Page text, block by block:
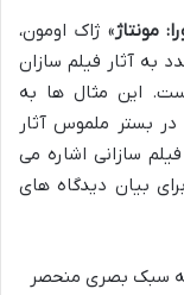
مونتاژ» ژاک اومون،
به آثار فیلم سازان
این مثال ها به
در بستر ملموس آثار
سازانی اشاره می
بیان دیدگاه های
سبک بصری منحصر